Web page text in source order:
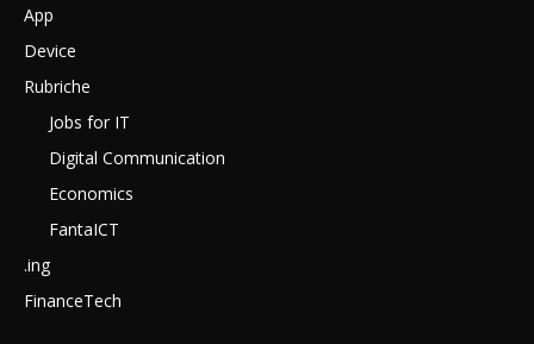
App
Device
Rubriche
Jobs for IT
Digital Communication
Economics
FantaICT
.ing
FinanceTech